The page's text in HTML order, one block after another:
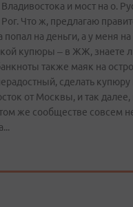
и мост на о.
Что ж, предлагаю
на деньги, а у меня
купюры – в ЖЖ, знаете
также маяк на
сделать
от Москвы, и так
же сообществе совсем